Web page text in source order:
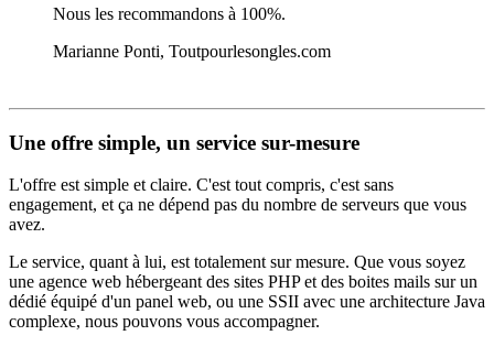
Nous les recommandons à 100%.
Marianne Ponti, Toutpourlesongles.com
Une offre simple, un service sur-mesure
L'offre est simple et claire. C'est tout compris, c'est sans
engagement, et ça ne dépend pas du nombre de serveurs que vous
avez.
Le service, quant à lui, est totalement sur mesure. Que vous soyez
une agence web hébergeant des sites PHP et des boites mails sur un
dédié équipé d'un panel web, ou une SSII avec une architecture Java
complexe, nous pouvons vous accompagner.